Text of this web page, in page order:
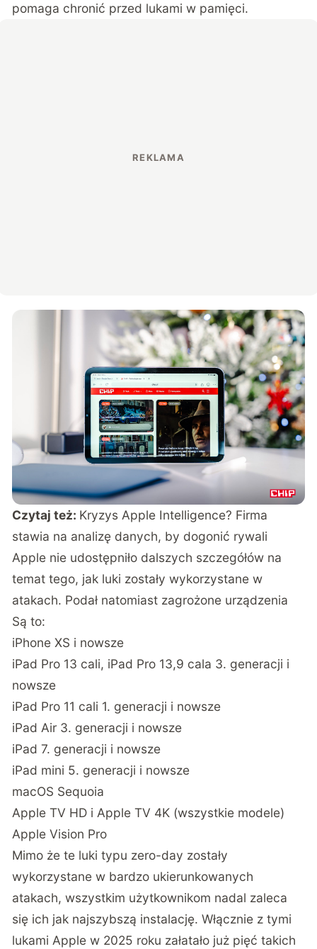
pomaga chronić przed lukami w pamięci.
Czytaj też: Kryzys Apple Intelligence? Firma
stawia na analizę danych, by dogonić rywali
Apple nie udostępniło dalszych szczegółów na
temat tego, jak luki zostały wykorzystane w
atakach. Podał natomiast zagrożone urządzenia
Są to:
iPhone XS i nowsze
iPad Pro 13 cali, iPad Pro 13,9 cala 3. generacji i
nowsze
iPad Pro 11 cali 1. generacji i nowsze
iPad Air 3. generacji i nowsze
iPad 7. generacji i nowsze
iPad mini 5. generacji i nowsze
macOS Sequoia
Apple TV HD i Apple TV 4K (wszystkie modele)
Apple Vision Pro
Mimo że te luki typu zero-day zostały
wykorzystane w bardzo ukierunkowanych
atakach, wszystkim użytkownikom nadal zaleca
się ich jak najszybszą instalację. Włącznie z tymi
lukami Apple w 2025 roku załatało już pięć takich